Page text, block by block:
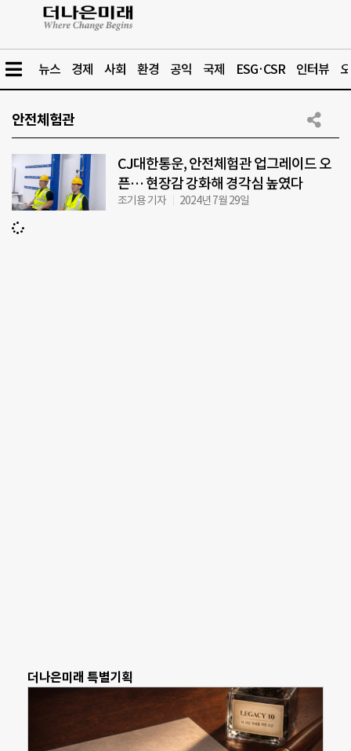
뉴스 경제 사회 환경 공익 국제 ESG·CSR 인터뷰
안전체험관
CJ대한통운, 안전체험관 업그레이드 오
픈… 현장감 강화해 경각심 높였다
조기용 기자 2024년 7월 29일
더나은미래 특별기획